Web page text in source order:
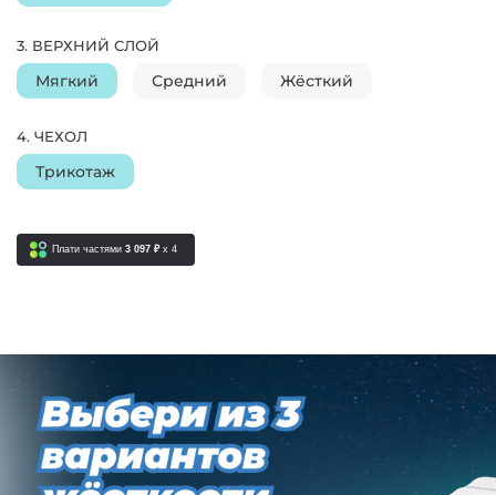
Плати частями 3 097 ₽ x 4
3. ВЕРХНИЙ СЛОЙ
Мягкий Средний Жёсткий
4. ЧЕХОЛ
Трикотаж